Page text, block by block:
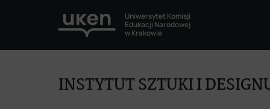
Uniwersytet Komisji
Edukacji Narodowej
w Krakowie
INSTYTUT SZTUKI I